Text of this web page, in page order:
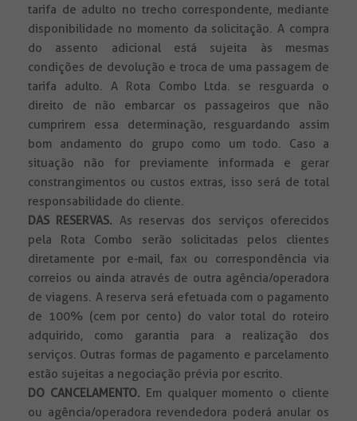
tarifa de adulto no trecho correspondente, mediante
disponibilidade no momento da solicitação. A compra
do assento adicional está sujeita às mesmas
condições de devolução e troca de uma passagem de
tarifa adulto. A Rota Combo Ltda. se resguarda o
direito de não embarcar os passageiros que não
cumprirem essa determinação, resguardando assim
bom andamento do grupo como um todo. Caso a
situação não for previamente informada e gerar
constrangimentos ou custos extras, isso será de total
responsabilidade do cliente.
DAS RESERVAS. As reservas dos serviços oferecidos
pela Rota Combo serão solicitadas pelos clientes
diretamente por e-mail, fax ou correspondência via
correios ou ainda através de outra agência/operadora
de viagens. A reserva será efetuada com o pagamento
de 100% (cem por cento) do valor total do roteiro
adquirido, como garantia para a realização dos
serviços. Outras formas de pagamento e parcelamento
estão sujeitas a negociação prévia por escrito.
DO CANCELAMENTO. Em qualquer momento o cliente
ou agência/operadora revendedora poderá anular os